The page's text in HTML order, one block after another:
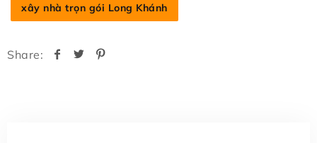
xây nhà trọn gói Long Khánh
Share: